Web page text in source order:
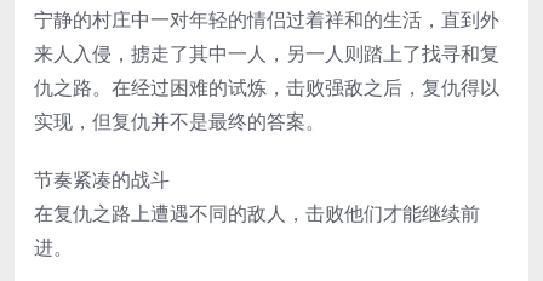
宁静的村庄中一对年轻的情侣过着祥和的生活，直到外
来人入侵，掳走了其中一人，另一人则踏上了找寻和复
仇之路。在经过困难的试炼，击败强敌之后，复仇得以
实现，但复仇并不是最终的答案。
节奏紧凑的战斗
在复仇之路上遭遇不同的敌人，击败他们才能继续前
进。